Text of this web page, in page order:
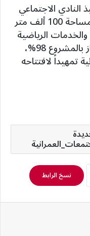
النادي الاجتماعي
بمنطقة غرب المطار، والمقام على مساحة 100 ألف متر
الرياضية
والاجتماعية، وقد بلغت نسبة الإنجاز بالمشروع 98%،
تمهيداً لافتتاحه
نسخ الرابط